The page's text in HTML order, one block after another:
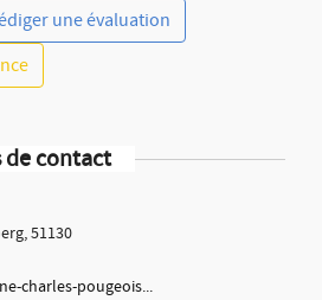
une évaluation
contact
51130
charles-pougeois...